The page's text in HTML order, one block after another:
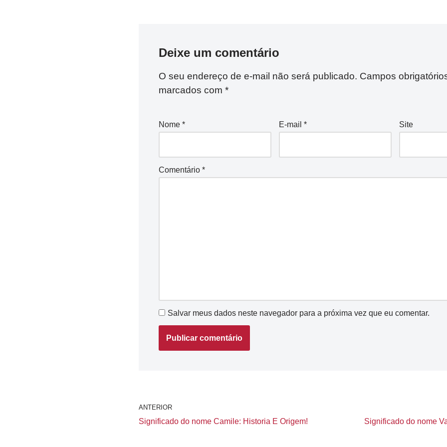
Deixe um comentário
O seu endereço de e-mail não será publicado. Campos
marcados com *
Nome * E-mail * Site
Comentário *
Salvar meus dados neste navegador para a próxima vez que eu comentar.
ANTERIOR
Significado do nome Camile: Historia E Origem! Significado do nome